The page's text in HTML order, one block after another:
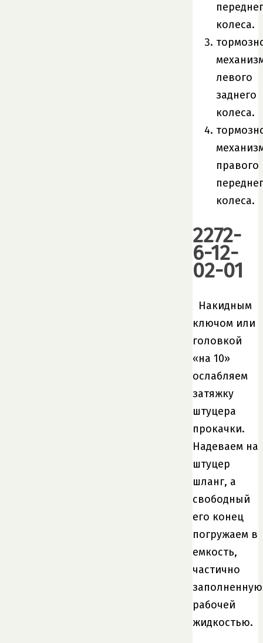
колеса.
левого
заднего
колеса.
правого
колеса.
2272-
6-12-
02-01
Накидным
ключом или
головкой
«на 10»
ослабляем
затяжку
штуцера
прокачки.
Надеваем на
штуцер
шланг, а
свободный
его конец
погружаем в
емкость,
частично
заполненную
рабочей
жидкостью.